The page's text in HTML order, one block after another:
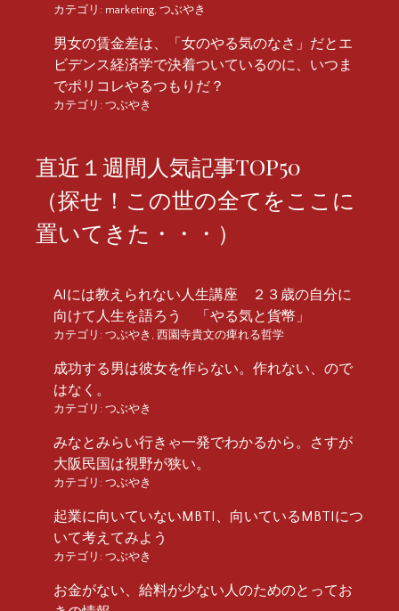
カテゴリ: marketing, つぶやき
男女の賃金差は、「女のやる気のなさ」だとエ
ビデンス経済学で決着ついているのに、いつま
でポリコレやるつもりだ？
カテゴリ: つぶやき
直近１週間人気記事TOP50
（探せ！この世の全てをここに
置いてきた・・・）
AIには教えられない人生講座 ２３歳の自分に
向けて人生を語ろう 「やる気と貨幣」
カテゴリ: つぶやき , 西園寺貴文の痺れる哲学
成功する男は彼女を作らない。作れない、ので
はなく。
カテゴリ: つぶやき
みなとみらい行きゃ一発でわかるから。さすが
大阪民国は視野が狭い。
カテゴリ: つぶやき
起業に向いていないMBTI、向いているMBTIにつ
いて考えてみよう
カテゴリ: つぶやき
お金がない、給料が少ない人のためのとってお